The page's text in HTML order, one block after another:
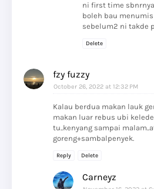
ni first time
boleh bau
sebelum2 ni takde
Delete
fzy fuzzy
October 26, 2022 at 12:32 PM
Kalau berdua makan lauk
makan luar rebus ubi
tu..kenyang sampai
goreng+sambalpenyek.
Reply Delete
Carneyz